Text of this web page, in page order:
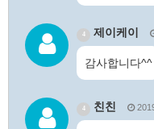
4 제이케이
감사합니다^^
4 친친